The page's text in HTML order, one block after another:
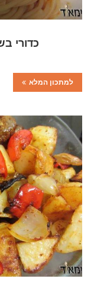
כדורי
למתכון המלא